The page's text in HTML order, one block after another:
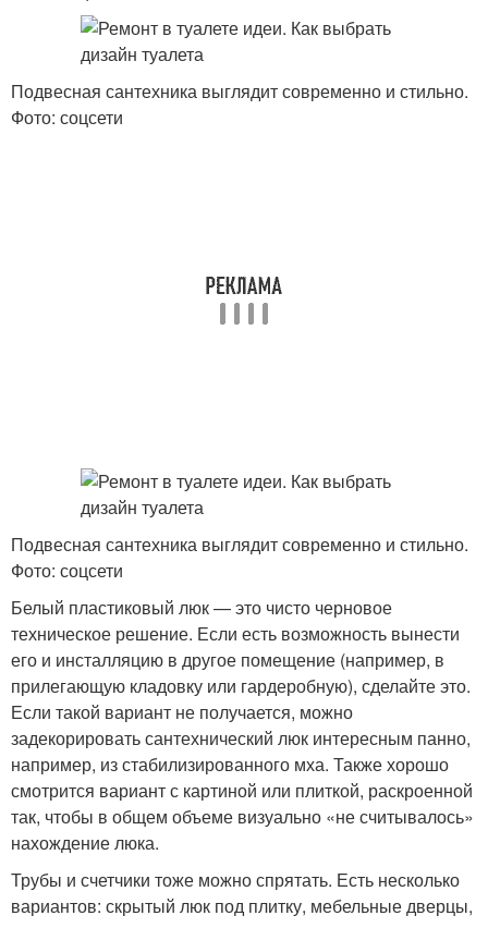
Подвесная сантехника выглядит современно и стильно.
Фото: соцсети
Подвесная сантехника выглядит современно и стильно.
Фото: соцсети
Белый пластиковый люк — это чисто черновое
техническое решение. Если есть возможность вынести
его и инсталляцию в другое помещение (например, в
прилегающую кладовку или гардеробную), сделайте это.
Если такой вариант не получается, можно
задекорировать сантехнический люк интересным панно,
например, из стабилизированного мха. Также хорошо
смотрится вариант с картиной или плиткой, раскроенной
так, чтобы в общем объеме визуально «не считывалось»
нахождение люка.
Трубы и счетчики тоже можно спрятать. Есть несколько
вариантов: скрытый люк под плитку, мебельные дверцы,